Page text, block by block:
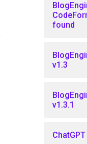
found
v1.3
v1.3.1
ChatGPT